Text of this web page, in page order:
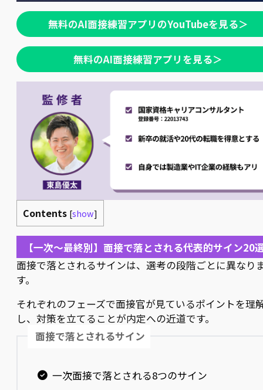
無料のAI面接練習アプリのYouTubeを見る＞
無料のAI面接練習アプリを見る＞
Contents [show]
【一次〜最終別】面接で落とされる代表的サイン20
面接で落とされるサインは、選考の段階ごとに異なり
す。
それぞれのフェーズで面接官が見ているポイントを理
し、対策を立てることが内定への近道です。
面接で落とされるサイン
一次面接で落とされる8つのサイン